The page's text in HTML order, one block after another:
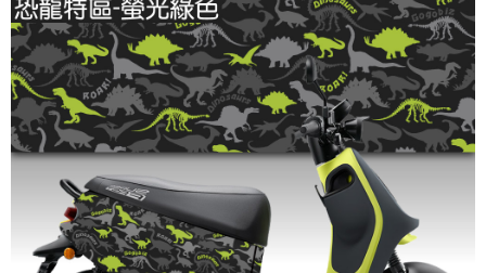
１．於結帳方式選擇「AFTEE先享後付」後，將跳轉至「AFTEE先享後付」
結帳頁面，進行簡訊認證並確認金額後，即可完成結帳。
２．訂單成立數日內，您將收到繳費通知簡訊。
３．收到繳費通知簡訊後14天內，點擊此簡訊中的連結，可透過四大超商／
ATM／網路銀行／等多元方式進行付款，方視為交易完成。
※ 請注意：結帳手續完成當下不需立刻繳費，但若您需要取消訂單，請聯絡
購買商品的店家。未經商家同意取消之訂單仍視為有效，需透過AFTEE先享
後付繳納相關費用。
※ 交易是否成功請以「AFTEE先享後付 」之結帳頁面顯示為準，若有關於
是否繳費成功／繳費後需取消欲退款等相關疑問，請聯繫「AFTEE先享後付
客戶支援中心」https://netprotections.freshdesk.com/support/home
【注意事項】
１．透過由恩沛科技股份有限公司提供之「AFTEE先享後付」服務完成之交
付款後7-11取貨
每筆NT$60，滿NT$1,000(含以上)免運費
宅配
每筆NT$110